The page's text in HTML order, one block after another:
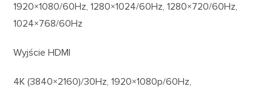
1920×1080/60Hz, 1280×1024/60Hz, 1280×720/60Hz,
1024×768/60Hz
Wyjście HDMI
4K (3840×2160)/30Hz, 1920×1080p/60Hz,